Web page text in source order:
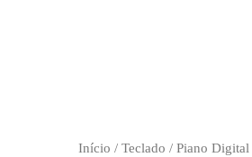
Início / Teclado / Piano Digital